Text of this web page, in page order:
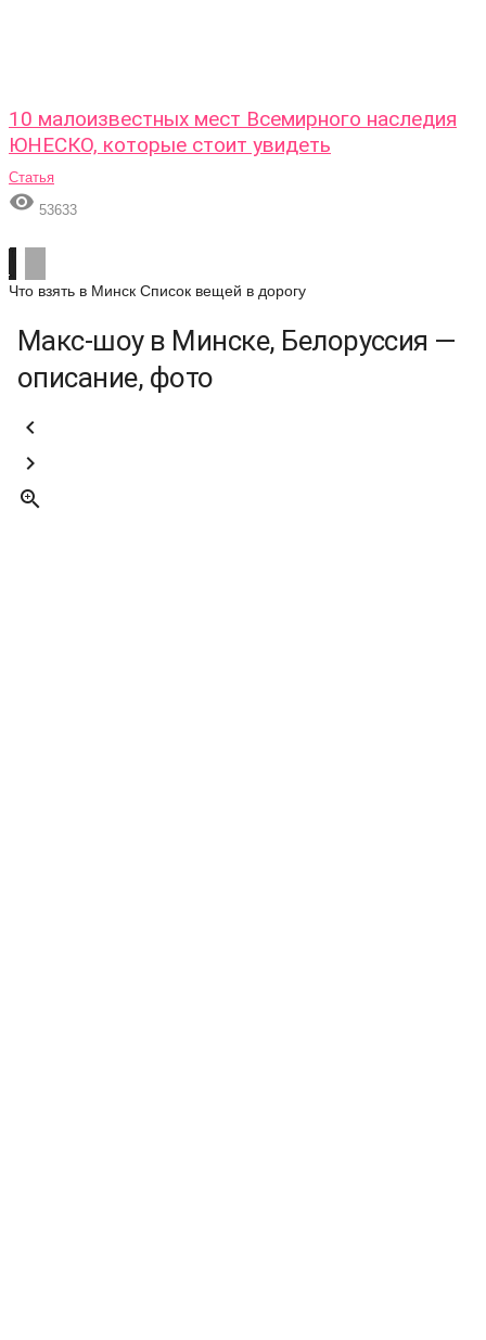
10 малоизвестных мест Всемирного наследия
ЮНЕСКО, которые стоит увидеть
Статья
 53633
Что взять в Минск Список вещей в дорогу
Макс-шоу в Минске, Белоруссия —
описание, фото


